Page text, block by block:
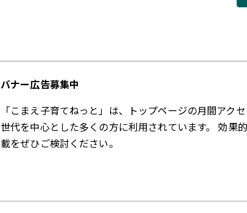
バナー広告募集中
「こまえ子育てねっと」は、トップページの月間ア
世代を中心とした多くの方に利用されています。 効果
載をぜひご検討ください。